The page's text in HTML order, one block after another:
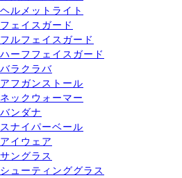
ヘルメットライト
フェイスガード
フルフェイスガード
ハーフフェイスガード
バラクラバ
アフガンストール
ネックウォーマー
バンダナ
スナイパーベール
アイウェア
サングラス
シューティンググラス